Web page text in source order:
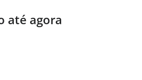
até agora